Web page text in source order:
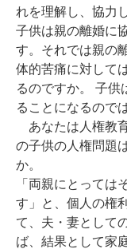
れを理解し、協力
子供は親の離婚に
す。それでは親の
体的苦痛に対して
るのですか。 子供
ることになるので
あなたは人権教
の子供の人権問題
か。
「両親にとっては
す」と、個人の権
て、夫・妻として
ば、結果として家